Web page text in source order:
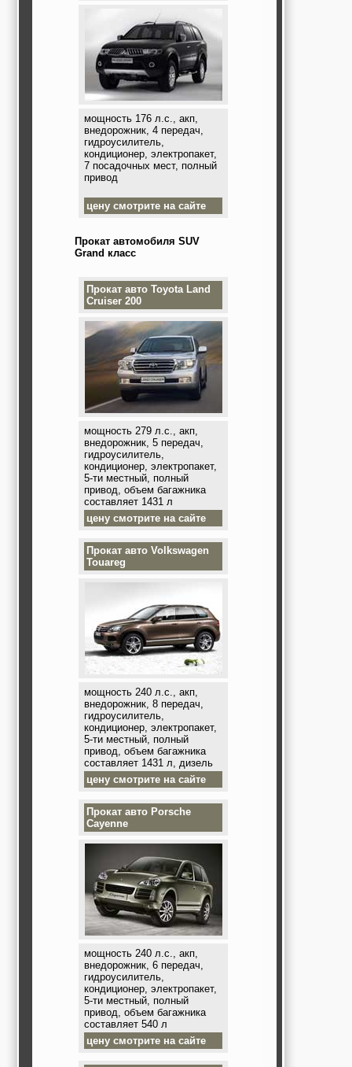
мощность 176 л.с., акп,
внедорожник, 4 передач,
гидроусилитель,
кондиционер, электропакет,
7 посадочных мест, полный
привод
цену смотрите на сайте
Прокат автомобиля SUV
Grand класс
Прокат авто Toyota Land
Cruiser 200
мощность 279 л.с., акп,
внедорожник, 5 передач,
гидроусилитель,
кондиционер, электропакет,
5-ти местный, полный
привод, объем багажника
составляет 1431 л
цену смотрите на сайте
Прокат авто Volkswagen
Touareg
мощность 240 л.с., акп,
внедорожник, 8 передач,
гидроусилитель,
кондиционер, электропакет,
5-ти местный, полный
привод, объем багажника
составляет 1431 л, дизель
цену смотрите на сайте
Прокат авто Porsche
Cayenne
мощность 240 л.с., акп,
внедорожник, 6 передач,
гидроусилитель,
кондиционер, электропакет,
5-ти местный, полный
привод, объем багажника
составляет 540 л
цену смотрите на сайте